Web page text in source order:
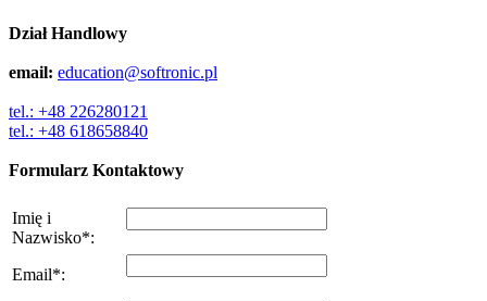
Dział Handlowy
email: education@softronic.pl
tel.: +48 226280121
tel.: +48 618658840
Formularz Kontaktowy
Imię i
Nazwisko*:
Email*: